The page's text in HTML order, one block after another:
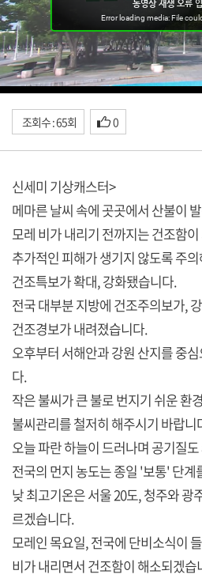
조회수 : 65회 0
신세미 기상캐스터>
메마른 날씨 속에 곳곳에서 산불이
모레 비가 내리기 전까지는 건조함
추가적인 피해가 생기지 않도록 주
건조특보가 확대, 강화됐습니다.
전국 대부분 지방에 건조주의보가,
건조경보가 내려졌습니다.
오후부터 서해안과 강원 산지를 중
다.
작은 불씨가 큰 불로 번지기 쉬운 환
불씨관리를 철저히 해주시기 바랍니
오늘 파란 하늘이 드러나며 공기질
전국의 먼지 농도는 종일 '보통' 단계
낮 최고기온은 서울 20도, 청주와 광
르겠습니다.
모레인 목요일, 전국에 단비소식이
비가 내리면서 건조함이 해소되겠습